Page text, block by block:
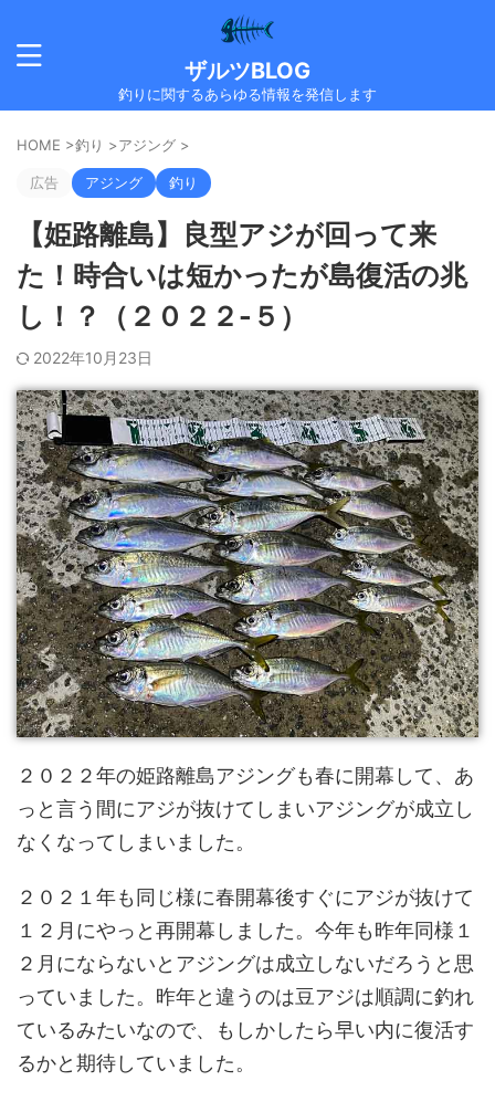
ザルツBLOG
釣りに関するあらゆる情報を発信します
HOME >釣り >アジング >
広告 アジング 釣り
【姫路離島】良型アジが回って来
た！時合いは短かったが島復活の兆
し！？（２０２２-５）
2022年10月23日
２０２２年の姫路離島アジングも春に開幕して、あ
っと言う間にアジが抜けてしまいアジングが成立し
なくなってしまいました。
２０２１年も同じ様に春開幕後すぐにアジが抜けて
１２月にやっと再開幕しました。今年も昨年同様１
２月にならないとアジングは成立しないだろうと思
っていました。昨年と違うのは豆アジは順調に釣れ
ているみたいなので、もしかしたら早い内に復活す
るかと期待していました。